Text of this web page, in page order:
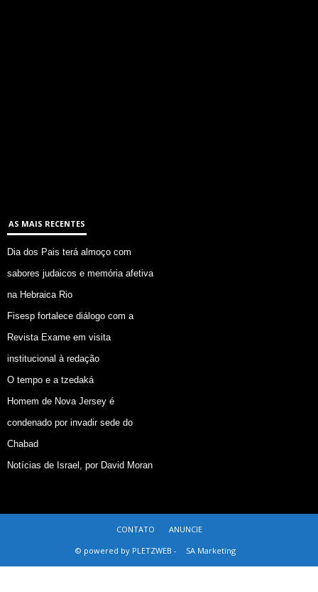
AS MAIS RECENTES
Dia dos Pais terá almoço com
sabores judaicos e memória afetiva
na Hebraica Rio
Fisesp fortalece diálogo com a
Revista Exame em visita
institucional à redação
O tempo e a tzedaká
Homem de Nova Jersey é
condenado por invadir sede do
Chabad
Notícias de Israel, por David Moran
CONTATO
ANUNCIE
© powered by PLETZWEB -
SA Marketing